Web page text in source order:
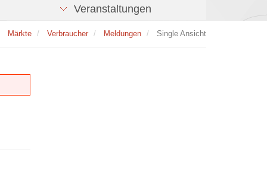
Veranstaltungen
Märkte Verbraucher Meldungen Single Ansicht